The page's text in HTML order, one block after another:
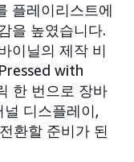
플레이리스트에
을 높였습니다.
이닐의 제작 비
with
한 번으로 장바
디스플레이,
환할 준비가 된